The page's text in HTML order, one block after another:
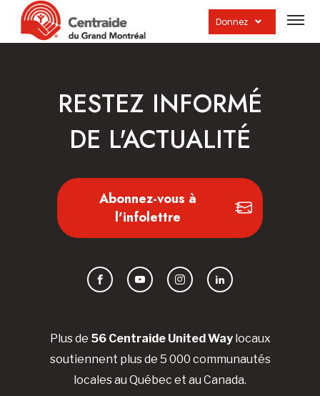
Donnez
la
Plus de 56 Centraide United Waylocaux
soutiennent plus de 5 000 communautés
locales au Québec et au Canada.
RESTEZ INFORMÉ
DE L'ACTUALITÉ
Abonnez-vous à
l'infolettre
FacebookYouTubeInstagramLinkedIn